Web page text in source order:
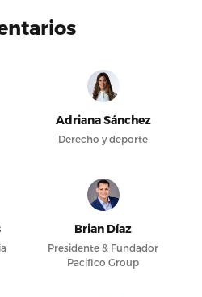
Adriana Sánchez
Derecho y deporte
Brian Díaz
Presidente & Fundador
Pacifico Group